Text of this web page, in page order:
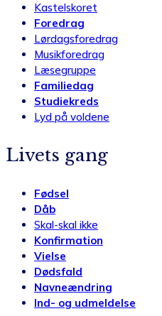
Kastelskoret
Foredrag
Lørdagsforedrag
Musikforedrag
Læsegruppe
Familiedag
Studiekreds
Lyd på voldene
Livets gang
Fødsel
Dåb
Skal-skal ikke
Konfirmation
Vielse
Dødsfald
Navneændring
Ind- og udmeldelse